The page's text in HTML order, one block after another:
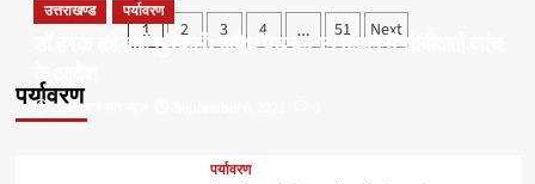
Posts
1 2 3 4 … 51 Next
पर्यावरण
उत्तराखण्ड पर्यावरण
डॉ हरक की बढ़ी मुश्किलेंः अवैध पेड़ कटान मामले में सीबीआई जांच
के आदेश
टीम राष्ट्र संत न्यूज
पर्यावरण